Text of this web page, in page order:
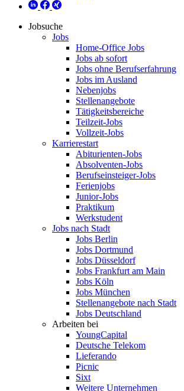
Jobsuche
Jobs
Home-Office Jobs
Jobs ab sofort
Jobs ohne Berufserfahrung
Jobs im Ausland
Nebenjobs
Stellenangebote
Tätigkeitsbereiche
Teilzeit-Jobs
Vollzeit-Jobs
Karrierestart
Abiturienten-Jobs
Absolventen-Jobs
Berufseinsteiger-Jobs
Ferienjobs
Junior-Jobs
Praktikum
Werkstudent
Jobs nach Stadt
Jobs Berlin
Jobs Dortmund
Jobs Düsseldorf
Jobs Frankfurt am Main
Jobs Köln
Jobs München
Stellenangebote nach Stadt
Jobs Deutschland
Arbeiten bei
YoungCapital
Deutsche Telekom
Lieferando
Picnic
Sixt
Weitere Unternehmen